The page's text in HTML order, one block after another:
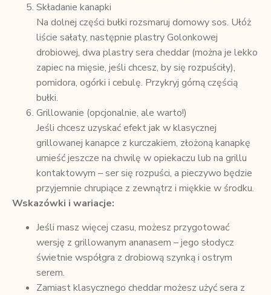
Składanie kanapki
Na dolnej części bułki rozsmaruj domowy sos. Ułóż
liście sałaty, następnie plastry Golonkowej
drobiowej, dwa plastry sera cheddar (można je lekko
zapiec na mięsie, jeśli chcesz, by się rozpuściły),
pomidora, ogórki i cebulę. Przykryj górną częścią
bułki.
Grillowanie (opcjonalnie, ale warto!)
Jeśli chcesz uzyskać efekt jak w klasycznej
grillowanej kanapce z kurczakiem, złożoną kanapkę
umieść jeszcze na chwilę w opiekaczu lub na grillu
kontaktowym – ser się rozpuści, a pieczywo będzie
przyjemnie chrupiące z zewnątrz i miękkie w środku.
Wskazówki i wariacje:
Jeśli masz więcej czasu, możesz przygotować
wersję z grillowanym ananasem – jego słodycz
świetnie współgra z drobiową szynką i ostrym
serem.
Zamiast klasycznego cheddar możesz użyć sera z